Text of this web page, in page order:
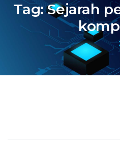
Tag:Sejarah